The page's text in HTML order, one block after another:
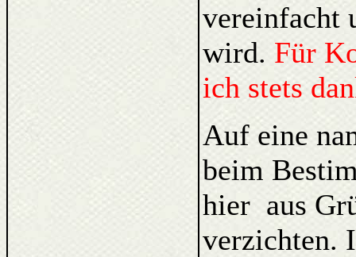
vereinfacht
wird. Für
ich stets
Auf eine
beim
hier aus
verzichten.